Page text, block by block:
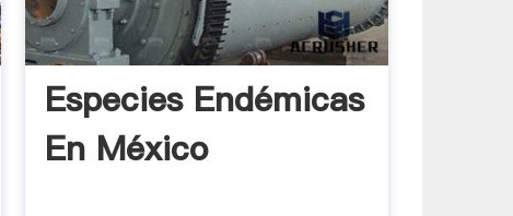
Especies Endémicas
En México